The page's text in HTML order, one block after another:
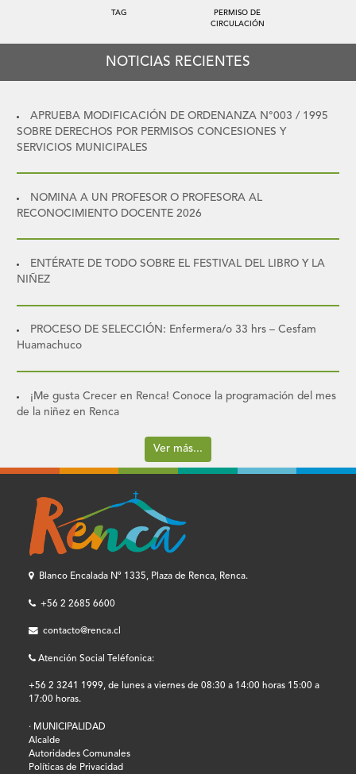
TAG
PERMISO DE
CIRCULACIÓN
NOTICIAS RECIENTES
APRUEBA MODIFICACIÓN DE ORDENANZA N°003 / 1995
SOBRE DERECHOS POR PERMISOS CONCESIONES Y
SERVICIOS MUNICIPALES
NOMINA A UN PROFESOR O PROFESORA AL
RECONOCIMIENTO DOCENTE 2026
ENTÉRATE DE TODO SOBRE EL FESTIVAL DEL LIBRO Y LA
NIÑEZ
PROCESO DE SELECCIÓN: Enfermera/o 33 hrs – Cesfam
Huamachuco
¡Me gusta Crecer en Renca! Conoce la programación del mes
de la niñez en Renca
Ver más...
Blanco Encalada Nº 1335, Plaza de Renca, Renca.
+56 2 2685 6600
contacto@renca.cl
Atención Social Teléfonica:
+56 2 3241 1999, de lunes a viernes de 08:30 a 14:00 horas 15:00 a
17:00 horas.
· MUNICIPALIDAD
Alcalde
Autoridades Comunales
Políticas de Privacidad